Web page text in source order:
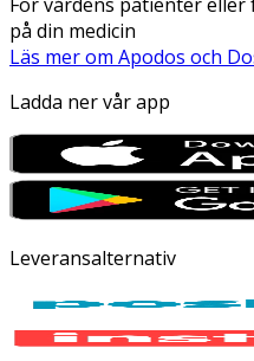
på din medicin
Läs mer om Apodos och
Ladda ner vår app
Leveransalternativ